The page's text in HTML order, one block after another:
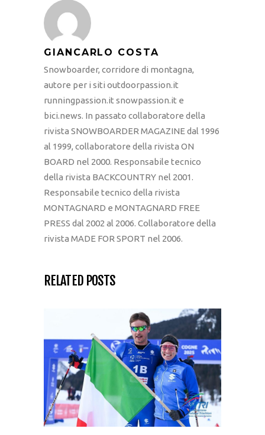
GIANCARLO COSTA
Snowboarder, corridore di montagna,
autore per i siti outdoorpassion.it
runningpassion.it snowpassion.it e
bici.news. In passato collaboratore della
rivista SNOWBOARDER MAGAZINE dal 1996
al 1999, collaboratore della rivista ON
BOARD nel 2000. Responsabile tecnico
della rivista BACKCOUNTRY nel 2001.
Responsabile tecnico della rivista
MONTAGNARD e MONTAGNARD FREE
PRESS dal 2002 al 2006. Collaboratore della
rivista MADE FOR SPORT nel 2006.
RELATED POSTS